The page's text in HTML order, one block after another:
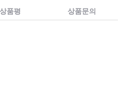
상품평 상품문의